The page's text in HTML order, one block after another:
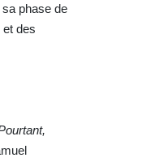
phase de
des